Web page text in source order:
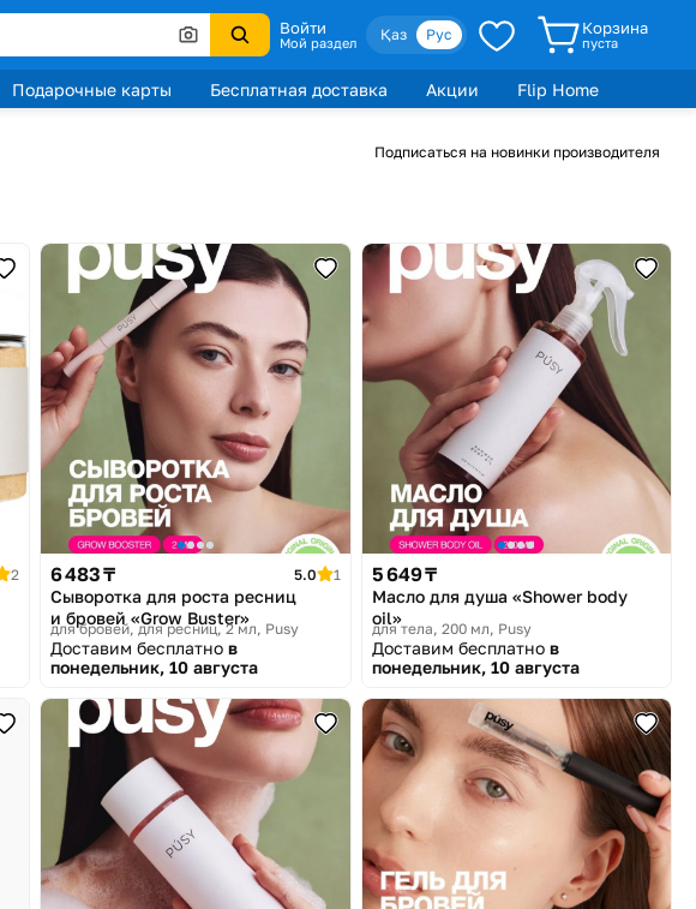
Войти
Мой раздел Қаз Рус Корзина
пуста
Подарочные карты Бесплатная доставка Акции
Flip Home
Подписаться на новинки производителя
2 6 483 ₸ 5.0 1
Сыворотка для роста ресниц
и бровей «Grow Buster»
для бровей, для ресниц, 2 мл Pusy
Доставим бесплатно в
понедельник, 10 августа
5 649 ₸
Масло для душа «Shower body
oil»
для тела, 200 мл Pusy
Доставим бесплатно в
понедельник, 10 августа